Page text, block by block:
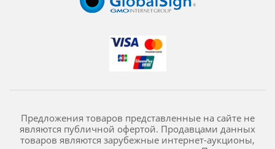
Предложения товаров представленные на сайте не
являются публичной офертой. Продавцами данных
товаров являются зарубежные интернет-аукционы,